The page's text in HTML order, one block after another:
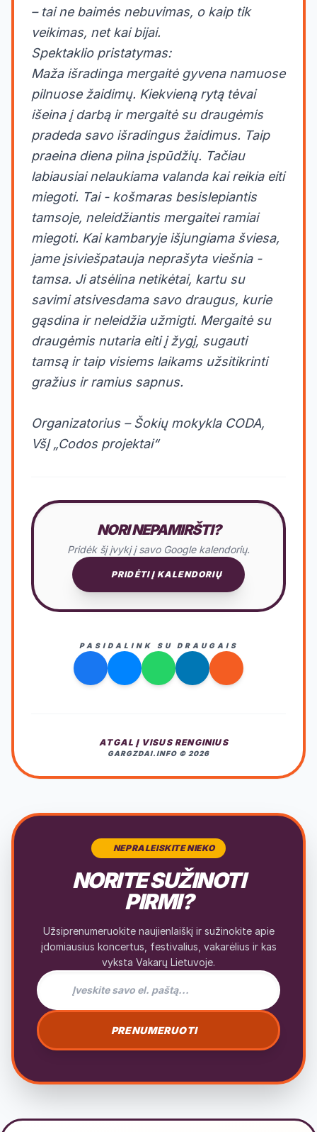
– tai ne baimės nebuvimas, o kaip tik
veikimas, net kai bijai.
Spektaklio pristatymas:
Maža išradinga mergaitė gyvena namuose
pilnuose žaidimų. Kiekvieną rytą tėvai
išeina į darbą ir mergaitė su draugėmis
pradeda savo išradingus žaidimus. Taip
praeina diena pilna įspūdžių. Tačiau
labiausiai nelaukiama valanda kai reikia eiti
miegoti. Tai - košmaras besislepiantis
tamsoje, neleidžiantis mergaitei ramiai
miegoti. Kai kambaryje išjungiama šviesa,
jame įsiviešpatauja neprašyta viešnia -
tamsa. Ji atsėlina netikėtai, kartu su
savimi atsivesdama savo draugus, kurie
gąsdina ir neleidžia užmigti. Mergaitė su
draugėmis nutaria eiti į žygį, sugauti
tamsą ir taip visiems laikams užsitikrinti
gražius ir ramius sapnus.
Organizatorius – Šokių mokykla CODA,
VšĮ „Codos projektai“
NORI NEPAMIRŠTI?
Pridėk šį įvykį į savo Google kalendorių.
PRIDĖTI Į KALENDORIŲ
PASIDALINK SU DRAUGAIS
ATGAL Į VISUS RENGINIUS
GARGZDAI.INFO © 2026
NEPRALEISKITE NIEKO
NORITE SUŽINOTI
PIRMI?
Užsiprenumeruokite naujienlaiškį ir sužinokite apie
įdomiausius koncertus, festivalius, vakarėlius ir kas
vyksta Vakarų Lietuvoje.
El. pašto adresas naujienlaiškiui
PRENUMERUOTI